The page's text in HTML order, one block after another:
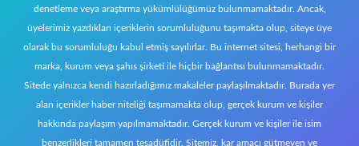
denetleme veya araştırma yükümlülüğümüz bulunmamaktadır. Ancak,
üyelerimiz yazdıkları içeriklerin sorumluluğunu taşımakta olup, siteye üye
olarak bu sorumluluğu kabul etmiş sayılırlar. Bu internet sitesi, herhangi bir
marka, kurum veya şahıs şirketi ile hiçbir bağlantısı bulunmamaktadır.
Sitede yalnızca kendi hazırladığımız makaleler paylaşılmaktadır. Burada yer
alan içerikler haber niteliği taşımamakta olup, gerçek kurum ve kişiler
hakkında paylaşım yapılmamaktadır. Gerçek kurum ve kişiler ile isim
benzerlikleri tamamen tesadüfidir. Sitemiz, kar amacı gütmeyen ve